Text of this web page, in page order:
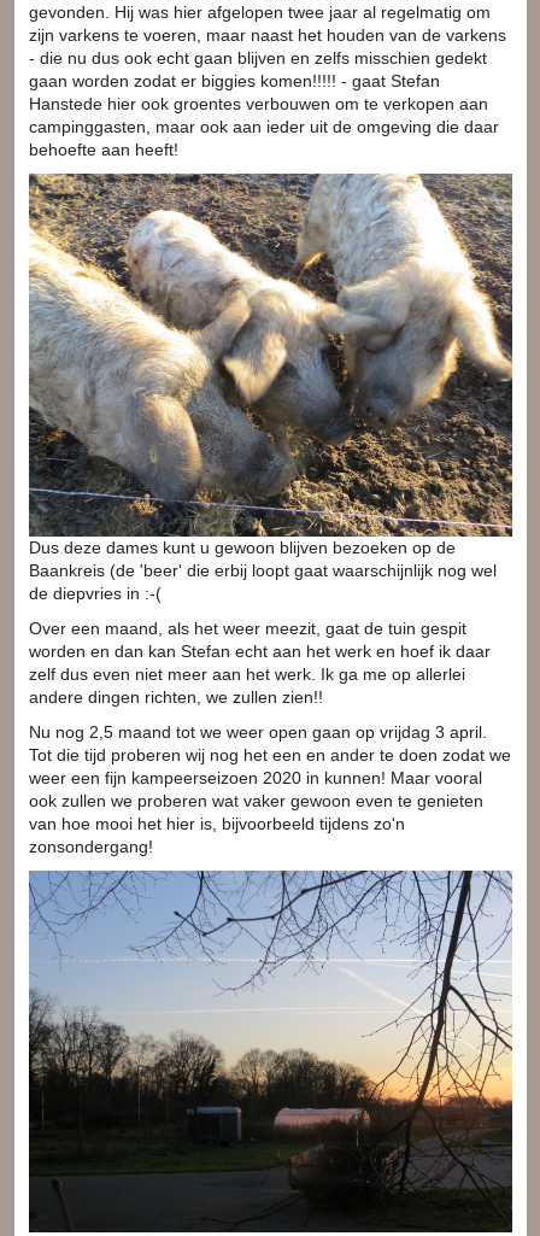
gevonden. Hij was hier afgelopen twee jaar al regelmatig om
zijn varkens te voeren, maar naast het houden van de varkens
- die nu dus ook echt gaan blijven en zelfs misschien gedekt
gaan worden zodat er biggies komen!!!!! - gaat Stefan
Hanstede hier ook groentes verbouwen om te verkopen aan
campinggasten, maar ook aan ieder uit de omgeving die daar
behoefte aan heeft!
Dus deze dames kunt u gewoon blijven bezoeken op de
Baankreis (de 'beer' die erbij loopt gaat waarschijnlijk nog wel
de diepvries in :-(
Over een maand, als het weer meezit, gaat de tuin gespit
worden en dan kan Stefan echt aan het werk en hoef ik daar
zelf dus even niet meer aan het werk. Ik ga me op allerlei
andere dingen richten, we zullen zien!!
Nu nog 2,5 maand tot we weer open gaan op vrijdag 3 april.
Tot die tijd proberen wij nog het een en ander te doen zodat we
weer een fijn kampeerseizoen 2020 in kunnen! Maar vooral
ook zullen we proberen wat vaker gewoon even te genieten
van hoe mooi het hier is, bijvoorbeeld tijdens zo'n
zonsondergang!